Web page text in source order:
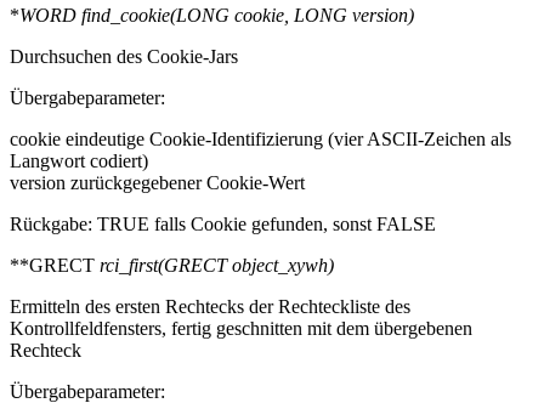
*WORD find_cookie(LONG cookie, LONG version)
Durchsuchen des Cookie-Jars
Übergabeparameter:
cookie eindeutige Cookie-Identifizierung (vier ASCII-Zeichen als
Langwort codiert)
version zurückgegebener Cookie-Wert
Rückgabe: TRUE falls Cookie gefunden, sonst FALSE
**GRECT rci_first(GRECTobject_xywh)
Ermitteln des ersten Rechtecks der Rechteckliste des
Kontrollfeldfensters, fertig geschnitten mit dem übergebenen
Rechteck
Übergabeparameter: